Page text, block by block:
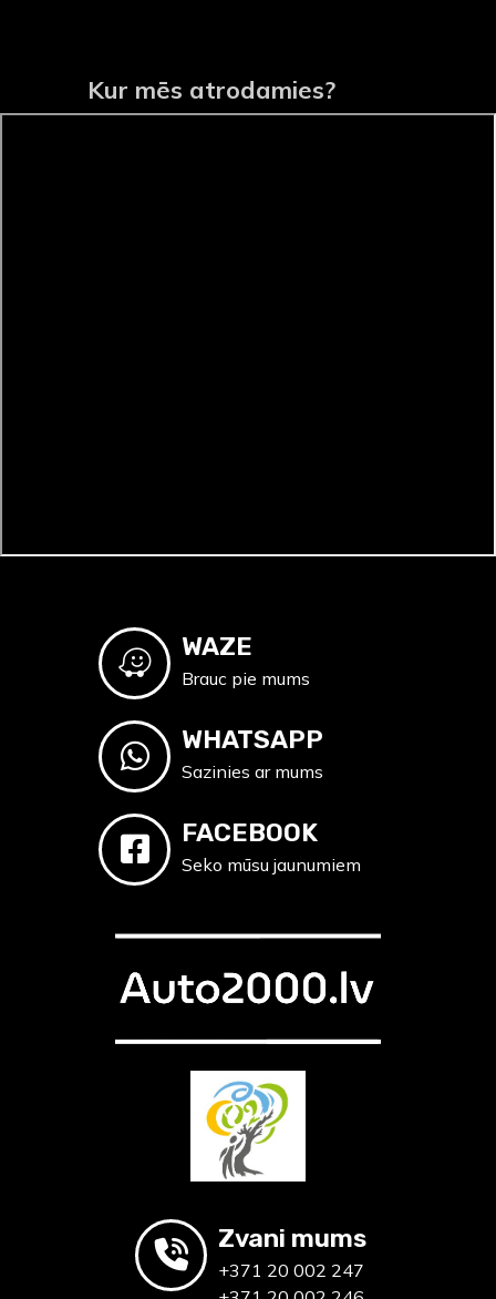
Kur mēs atrodamies?
WAZE
Brauc pie mums
WHATSAPP
Sazinies ar mums
FACEBOOK
Seko mūsu jaunumiem
Zvani mums
+371 20 002 247